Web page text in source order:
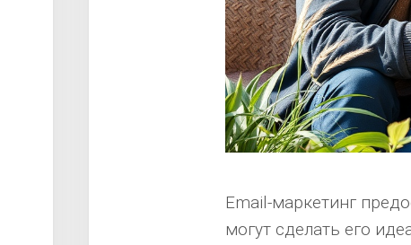
Email-маркетинг
могут сделать его